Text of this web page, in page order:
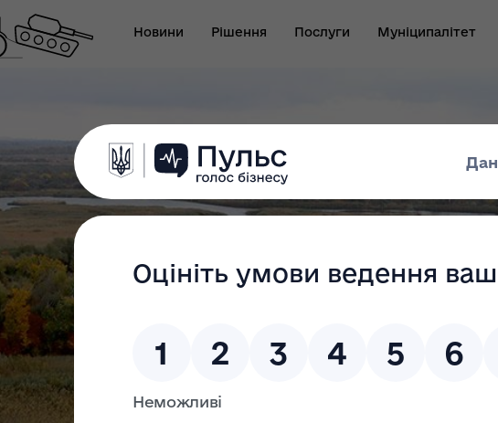
Новини Рішення Послуги Муніципалітет
Звіт виконуючого
повноваження міського
голови-секретаря міської